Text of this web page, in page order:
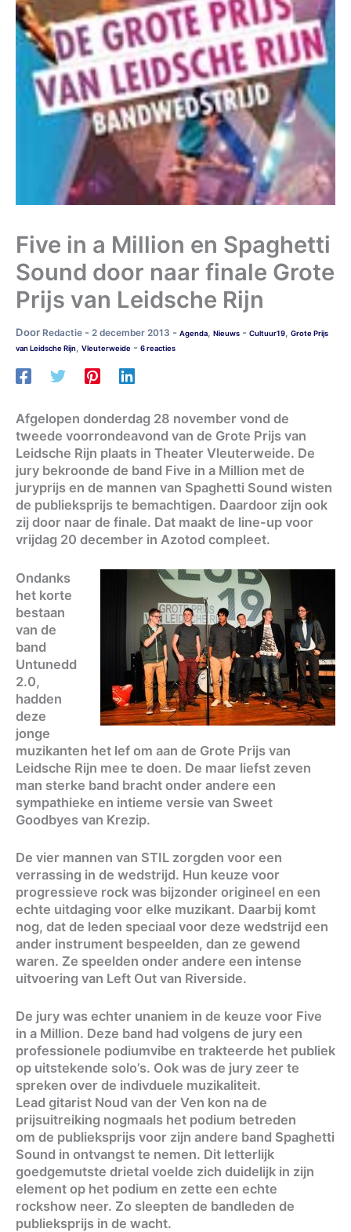
Five in a Million en Spaghetti
Sound door naar finale Grote
Prijs van Leidsche Rijn
Door Redactie - 2 december 2013 - Agenda, Nieuws - Cultuur19, Grote Prijs
van Leidsche Rijn, Vleuterweide - 6 reacties
Afgelopen donderdag 28 november vond de
tweede voorrondeavond van de Grote Prijs van
Leidsche Rijn plaats in Theater Vleuterweide. De
jury bekroonde de band Five in a Million met de
juryprijs en de mannen van Spaghetti Sound wisten
de publieksprijs te bemachtigen. Daardoor zijn ook
zij door naar de finale. Dat maakt de line-up voor
vrijdag 20 december in Azotod compleet.
Ondanks
het korte
bestaan
van de
band
Untunedd
2.0,
hadden
deze
jonge
muzikanten het lef om aan de Grote Prijs van
Leidsche Rijn mee te doen. De maar liefst zeven
man sterke band bracht onder andere een
sympathieke en intieme versie van Sweet
Goodbyes van Krezip.
De vier mannen van STIL zorgden voor een
verrassing in de wedstrijd. Hun keuze voor
progressieve rock was bijzonder origineel en een
echte uitdaging voor elke muzikant. Daarbij komt
nog, dat de leden speciaal voor deze wedstrijd een
ander instrument bespeelden, dan ze gewend
waren. Ze speelden onder andere een intense
uitvoering van Left Out van Riverside.
De jury was echter unaniem in de keuze voor Five
in a Million. Deze band had volgens de jury een
professionele podiumvibe en trakteerde het publiek
op uitstekende solo’s. Ook was de jury zeer te
spreken over de indivduele muzikaliteit.
Lead gitarist Noud van der Ven kon na de
prijsuitreiking nogmaals het podium betreden
om de publieksprijs voor zijn andere band Spaghetti
Sound in ontvangst te nemen. Dit letterlijk
goedgemutste drietal voelde zich duidelijk in zijn
element op het podium en zette een echte
rockshow neer. Zo sleepten de bandleden de
publieksprijs in de wacht.